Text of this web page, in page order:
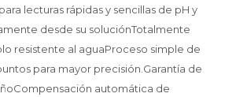
lecturas rápidas y sencillas de pH y
desde su soluciónTotalmente
resistente al aguaProceso simple de
para mayor precisión.Garantía de
automática de